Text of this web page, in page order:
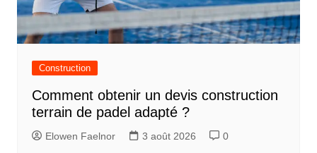
Construction
Comment obtenir un devis construction
terrain de padel adapté ?
Elowen Faelnor 3 août 2026 0